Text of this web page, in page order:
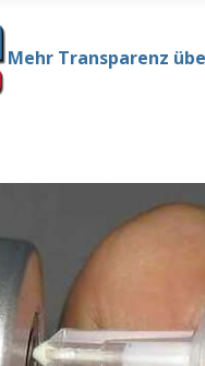
Mehr Transparenz